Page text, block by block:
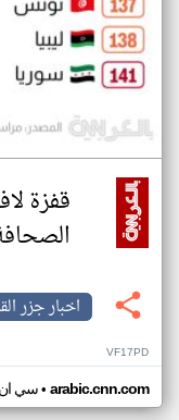
قفزة
اخبار جزر
VF17PD
سي• arabic.cnn.com